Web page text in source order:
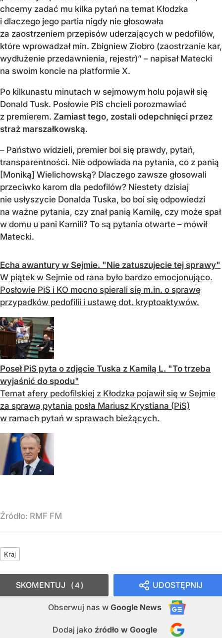
chcemy zadać mu kilka pytań na temat Kłodzka
i dlaczego jego partia nigdy nie głosowała
za zaostrzeniem przepisów uderzających w pedofilów,
które wprowadzał min. Zbigniew Ziobro (zaostrzanie kar,
wydłużenie przedawnienia, rejestr)” – napisał Matecki
na swoim koncie na platformie X.
Po kilkunastu minutach w sejmowym holu pojawił się
Donald Tusk. Posłowie PiS chcieli porozmawiać
z premierem. Zamiast tego, zostali odepchnięci przez
straż marszałkowską.
– Państwo widzieli, premier boi się prawdy, pytań,
transparentności. Nie odpowiada na pytania, co z panią
[Moniką] Wielichowską? Dlaczego zawsze głosowali
przeciwko karom dla pedofilów? Niestety dzisiaj
nie usłyszycie Donalda Tuska, bo boi się odpowiedzi
na ważne pytania, czy znał panią Kamilę, czy może spał
w domu u pani Kamili? To są pytania otwarte – mówił
Matecki.
Echa awantury w Sejmie. "Nie zatuszujecie tej sprawy"
W piątek w Sejmie od rana było bardzo emocjonująco.
Posłowie PiS i KO mocno spierali się m.in. o sprawę
przypadków pedofilii i ustawę dot. kryptoaktywów.
Poseł PiS pyta o zdjęcie Tuska z Kamilą L. "To trzeba
wyjaśnić do spodu"
Temat afery pedofilskiej z Kłodzka pojawił się w Sejmie
za sprawą pytania posła Mariusz Krystiana (PiS)
w ramach pytań w sprawach bieżących.
Źródło: RMF FM
Kraj
UDOSTĘPNIJ
Obserwuj nas w Google News
Dodaj jako źródło w Google
SKOMENTUJ 4